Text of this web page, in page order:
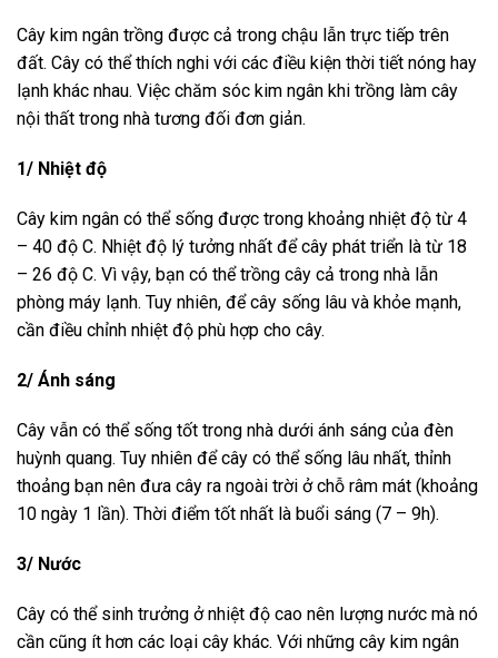
Cây kim ngân trồng được cả trong chậu lẫn trực tiếp trên
đất. Cây có thể thích nghi với các điều kiện thời tiết nóng hay
lạnh khác nhau. Việc chăm sóc kim ngân khi trồng làm cây
nội thất trong nhà tương đối đơn giản.
1/ Nhiệt độ
Cây kim ngân có thể sống được trong khoảng nhiệt độ từ 4
– 40 độ C. Nhiệt độ lý tưởng nhất để cây phát triển là từ 18
– 26 độ C. Vì vậy, bạn có thể trồng cây cả trong nhà lẫn
phòng máy lạnh. Tuy nhiên, để cây sống lâu và khỏe mạnh,
cần điều chỉnh nhiệt độ phù hợp cho cây.
2/ Ánh sáng
Cây vẫn có thể sống tốt trong nhà dưới ánh sáng của đèn
huỳnh quang. Tuy nhiên để cây có thể sống lâu nhất, thỉnh
thoảng bạn nên đưa cây ra ngoài trời ở chỗ râm mát (khoảng
10 ngày 1 lần). Thời điểm tốt nhất là buổi sáng (7 – 9h).
3/ Nước
Cây có thể sinh trưởng ở nhiệt độ cao nên lượng nước mà nó
cần cũng ít hơn các loại cây khác. Với những cây kim ngân